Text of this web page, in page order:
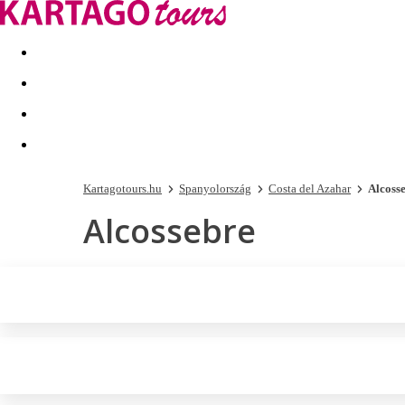
Kapcsolat Nyár 2026 Last Minute
Kartagotours.hu Spanyolország Costa del Azahar
Alcossebre